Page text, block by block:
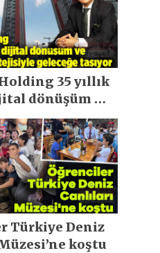
35 yıllık
dönüşüm ve
stratejisiyle
taşıyor
Türkiye Deniz
koştu